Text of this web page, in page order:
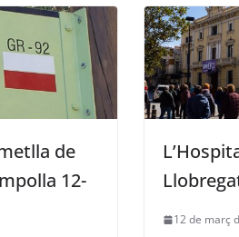
de
12-
12 de març